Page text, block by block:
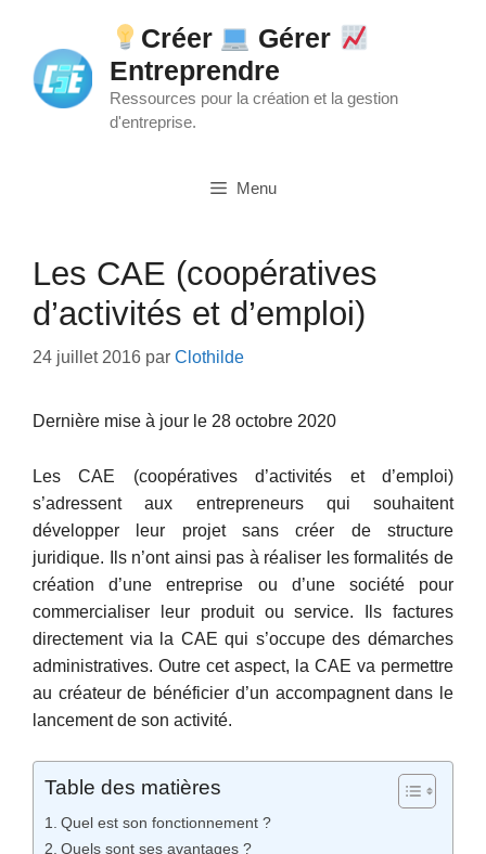
contenu
Créer
Gérer
Entreprendre
Ressources pour la création et la gestion
d'entreprise.
Menu
Les CAE (coopératives
d’activités et d’emploi)
24 juillet 2016 par Clothilde
Dernière mise à jour le 28 octobre 2020
Les CAE (coopératives d’activités et d’emploi)
s’adressent aux entrepreneurs qui souhaitent
développer leur projet sans créer de structure
juridique. Ils n’ont ainsi pas à réaliser les formalités de
création d’une entreprise ou d’une société pour
commercialiser leur produit ou service. Ils factures
directement via la CAE qui s’occupe des démarches
administratives. Outre cet aspect, la CAE va permettre
au créateur de bénéficier d’un accompagnent dans le
lancement de son activité.
Table des matières
Quel est son fonctionnement ?
Quels sont ses avantages ?